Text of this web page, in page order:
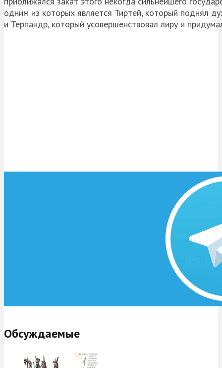
одним из которых является Тиртей, который поднял
и Терпандр, который усовершенствовал лиру и
Обсуждаемые